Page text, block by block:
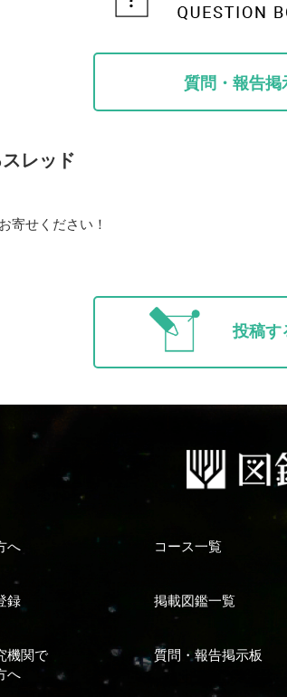
質問・報告掲
レッド
寄せください！
投稿す
へ コース一覧
録 掲載図鑑一覧
機関で
へ
質問・報告掲示板